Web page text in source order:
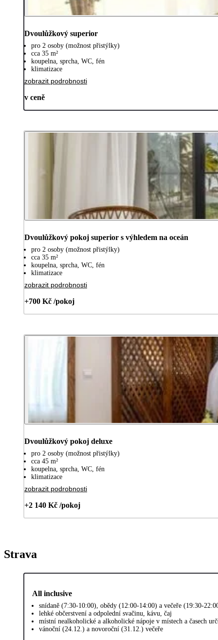
Dvoulůžkový superior
pro 2 osoby (možnost přistýlky)
cca 35 m²
koupelna, sprcha, WC, fén
klimatizace
zobrazit podrobnosti
v ceně
Dvoulůžkový pokoj superior s výhledem na oceán
pro 2 osoby (možnost přistýlky)
cca 35 m²
koupelna, sprcha, WC, fén
klimatizace
zobrazit podrobnosti
+700 Kč /pokoj
Dvoulůžkový pokoj deluxe
pro 2 osoby (možnost přistýlky)
cca 45 m²
koupelna, sprcha, WC, fén
klimatizace
zobrazit podrobnosti
+2 140 Kč /pokoj
Strava
All inclusive
snídaně (7:30-10:00), obědy (12:00-14:00) a večeře (19:30-
lehké občerstvení a odpolední svačinu, kávu, čaj
místní nealkoholické a alkoholické nápoje v místech a časech
vánoční (24.12.) a novoroční (31.12.) večeře